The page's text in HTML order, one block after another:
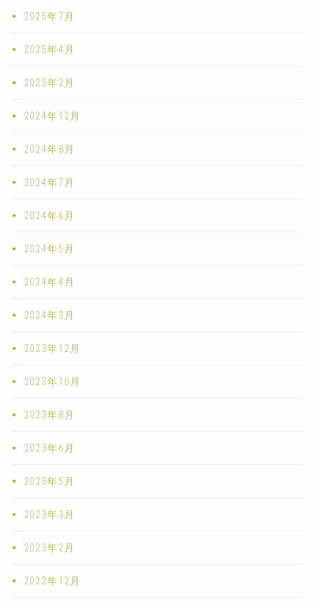
2025年7月
2025年4月
2025年2月
2024年12月
2024年8月
2024年7月
2024年6月
2024年5月
2024年4月
2024年3月
2023年12月
2023年10月
2023年8月
2023年6月
2023年5月
2023年3月
2023年2月
2022年12月